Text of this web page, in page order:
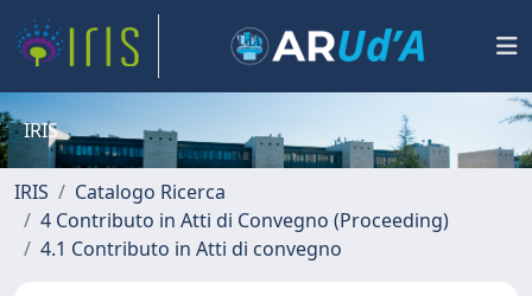
IRIS
IRIS
Catalogo Ricerca
4 Contributo in Atti di Convegno (Proceeding)
4.1 Contributo in Atti di convegno